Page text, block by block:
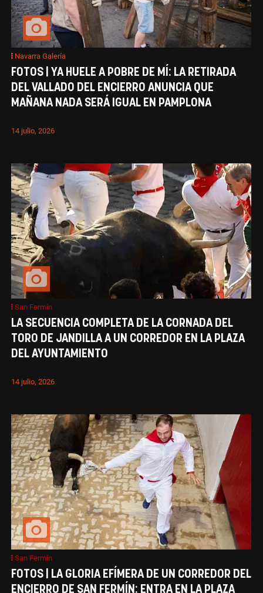
Navarra Galería
FOTOS | YA HUELE A POBRE DE MÍ: LA RETIRADA
DEL VALLADO DEL ENCIERRO ANUNCIA QUE
MAÑANA NADA SERÁ IGUAL EN PAMPLONA
14 julio, 2026
San Fermín
LA SECUENCIA COMPLETA DE LA CORNADA DEL
TORO DE JANDILLA A UN CORREDOR EN LA PLAZA
DEL AYUNTAMIENTO
14 julio, 2026
San Fermín
FOTOS | LA GLORIA EFÍMERA DE UN CORREDOR DEL
ENCIERRO DE SAN FERMÍN: ENTRA EN LA PLAZA